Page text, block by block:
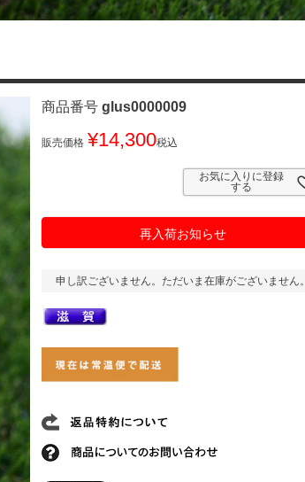
商品番号 glus0000009
販売価格 ¥14,300税込
お気に入りに登録
する
再入荷お知らせ
申し訳ございません。ただいま在庫がございません。